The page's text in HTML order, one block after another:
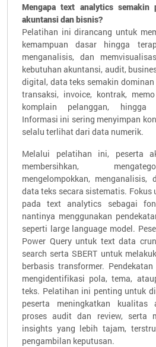
Mengapa text analytics semakin
akuntansi dan bisnis?
Pelatihan ini dirancang untuk
kemampuan dasar hingga
menganalisis, dan
kebutuhan akuntansi, audit,
digital, data teks semakin
transaksi, invoice, kontrak,
komplain pelanggan, hingga
Informasi ini sering menyimpan
selalu terlihat dari data numerik.
Melalui pelatihan ini, peserta
membersihkan,
mengelompokkan, menganalisis,
data teks secara sistematis. Fokus
pada text analytics sebagai
nantinya menggunakan
seperti large language model.
Power Query untuk text data
search serta SBERT untuk
berbasis transformer.
mengidentifikasi pola, tema,
teks. Pelatihan ini penting untuk
peserta meningkatkan kualitas
proses audit dan review, serta
insights yang lebih tajam,
pengambilan keputusan.